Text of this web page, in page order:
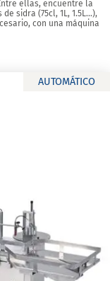
ellas, encuentre la
sidra (75cl, 1L, 1.5L…),
con una máquina
AUTOMÁTICO